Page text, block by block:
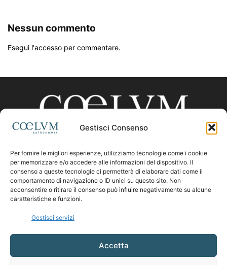
Gestisci Consenso
Per fornire le migliori esperienze, utilizziamo tecnologie come i cookie
per memorizzare e/o accedere alle informazioni del dispositivo. Il
consenso a queste tecnologie ci permetterà di elaborare dati come il
comportamento di navigazione o ID unici su questo sito. Non
acconsentire o ritirare il consenso può influire negativamente su alcune
caratteristiche e funzioni.
Gestisci servizi
Accetta
Nessun commento
Esegui l'accesso per commentare.
CHI SIAMO
Contattaci:coelumastro@coelum.com